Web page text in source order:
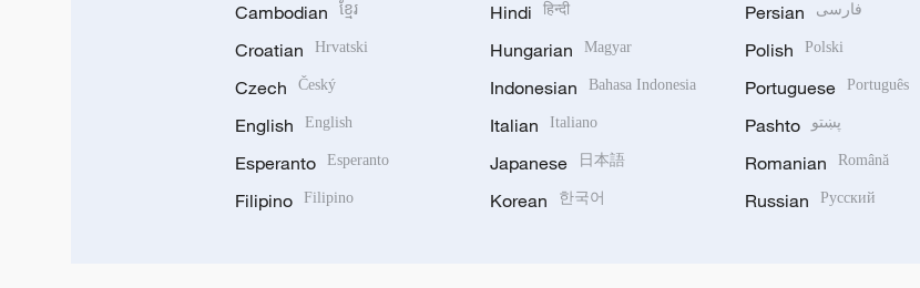
Cambodian ខ្មែរ
Croatian Hrvatski
Czech Český
English English
Esperanto Esperanto
Filipino Filipino
Hindi हिन्दी
Hungarian Magyar
Indonesian Bahasa Indonesia
Italian Italiano
Japanese 日本語
Korean 한국어
Persian فارسی
Polish Polski
Portuguese Português
Pashto پښتو
Romanian Română
Russian Русский